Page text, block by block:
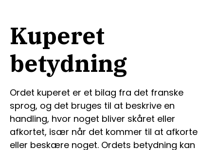
Kuperet
betydning
Ordet kuperet er et bilag fra det franske
sprog, og det bruges til at beskrive en
handling, hvor noget bliver skåret eller
afkortet, især når det kommer til at afkorte
eller beskære noget. Ordets betydning kan